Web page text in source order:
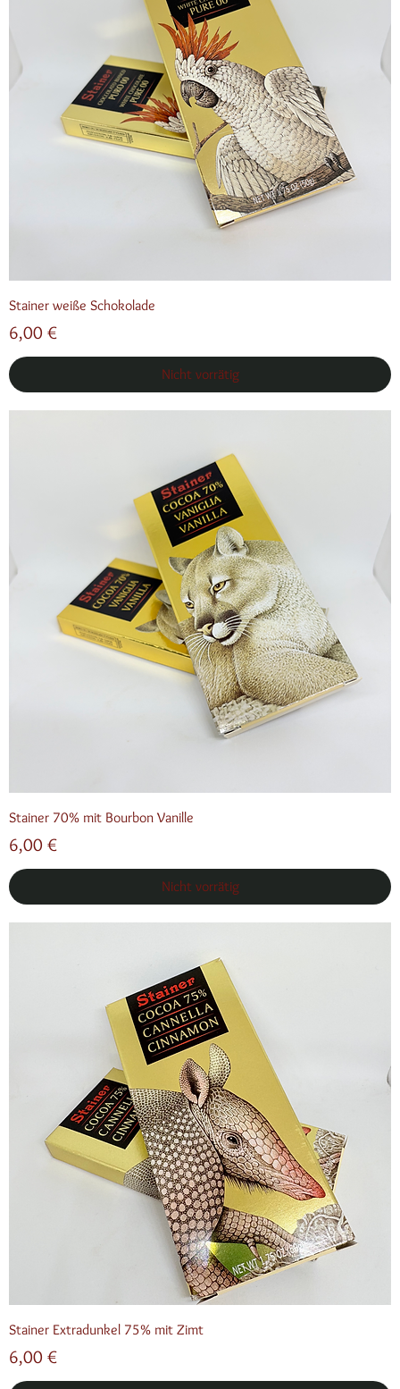
Stainer weiße Schokolade
Preis
6,00 €
Nicht vorrätig
Stainer 70% mit Bourbon Vanille
Preis
6,00 €
Nicht vorrätig
Stainer Extradunkel 75% mit Zimt
Preis
6,00 €